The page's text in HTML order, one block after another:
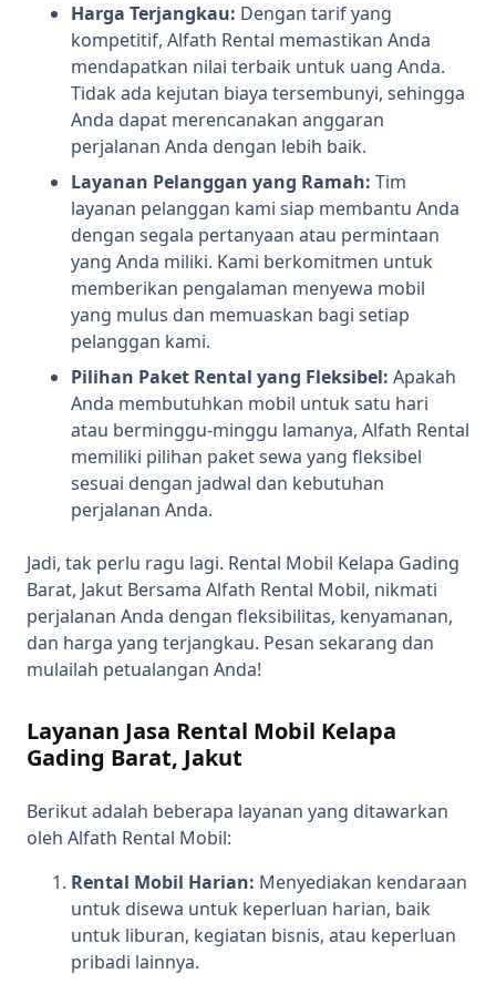
Harga Terjangkau: Dengan tarif yang
kompetitif, Alfath Rental memastikan Anda
mendapatkan nilai terbaik untuk uang Anda.
Tidak ada kejutan biaya tersembunyi, sehingga
Anda dapat merencanakan anggaran
perjalanan Anda dengan lebih baik.
Layanan Pelanggan yang Ramah: Tim
layanan pelanggan kami siap membantu Anda
dengan segala pertanyaan atau permintaan
yang Anda miliki. Kami berkomitmen untuk
memberikan pengalaman menyewa mobil
yang mulus dan memuaskan bagi setiap
pelanggan kami.
Pilihan Paket Rental yang Fleksibel: Apakah
Anda membutuhkan mobil untuk satu hari
atau berminggu-minggu lamanya, Alfath Rental
memiliki pilihan paket sewa yang fleksibel
sesuai dengan jadwal dan kebutuhan
perjalanan Anda.
Jadi, tak perlu ragu lagi. Rental Mobil Kelapa Gading
Barat, Jakut Bersama Alfath Rental Mobil, nikmati
perjalanan Anda dengan fleksibilitas, kenyamanan,
dan harga yang terjangkau. Pesan sekarang dan
mulailah petualangan Anda!
Layanan Jasa Rental Mobil Kelapa
Gading Barat, Jakut
Berikut adalah beberapa layanan yang ditawarkan
oleh Alfath Rental Mobil:
Rental Mobil Harian: Menyediakan kendaraan
untuk disewa untuk keperluan harian, baik
untuk liburan, kegiatan bisnis, atau keperluan
pribadi lainnya.